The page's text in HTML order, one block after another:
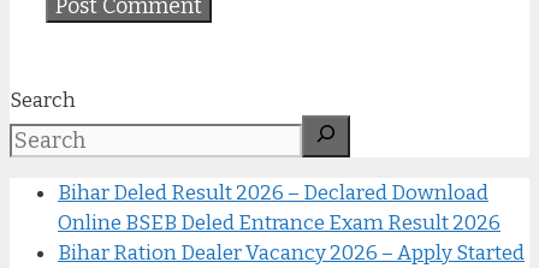
Search
Bihar Deled Result 2026 – Declared Download
Online BSEB Deled Entrance Exam Result 2026
Bihar Ration Dealer Vacancy 2026 – Apply Started